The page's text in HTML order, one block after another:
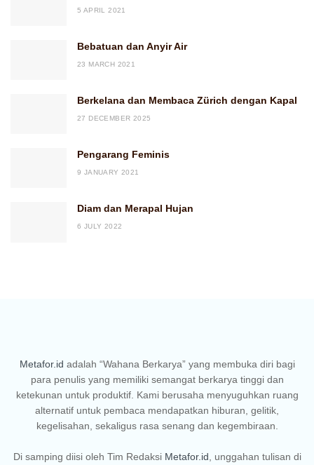
5 APRIL 2021
Bebatuan dan Anyir Air
23 MARCH 2021
Berkelana dan Membaca Zürich dengan Kapal
27 DECEMBER 2025
Pengarang Feminis
9 JANUARY 2021
Diam dan Merapal Hujan
6 JULY 2022
Metafor.id adalah “Wahana Berkarya” yang membuka diri bagi
para penulis yang memiliki semangat berkarya tinggi dan
ketekunan untuk produktif. Kami berusaha menyuguhkan ruang
alternatif untuk pembaca mendapatkan hiburan, gelitik,
kegelisahan, sekaligus rasa senang dan kegembiraan.
Di samping diisi oleh Tim Redaksi Metafor.id , unggahan tulisan di